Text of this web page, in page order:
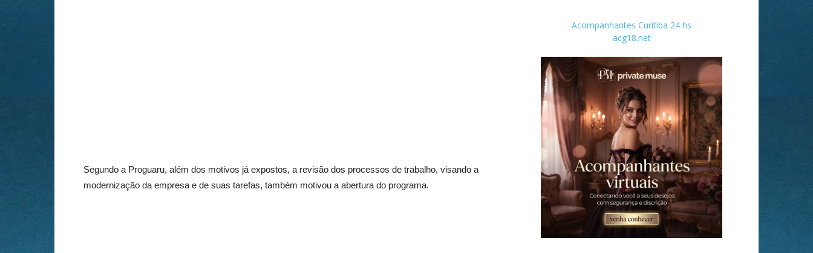
Segundo a Proguaru, além dos motivos já expostos, a revisão dos processos de trabalho, visando a
modernização da empresa e de suas tarefas, também motivou a abertura do programa.
Acompanhantes Curitiba 24 hs
acg18.net